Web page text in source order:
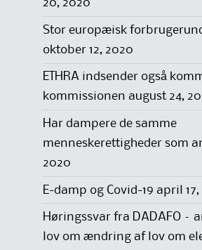
20, 2020
Stor europæisk
oktober 12, 2020
ETHRA indsender også
kommissionen august 24,
Har dampere de samme
menneskerettigheder som
2020
E-damp og Covid-19 april 17,
Høringssvar fra DADAFO –
lov om ændring af lov om